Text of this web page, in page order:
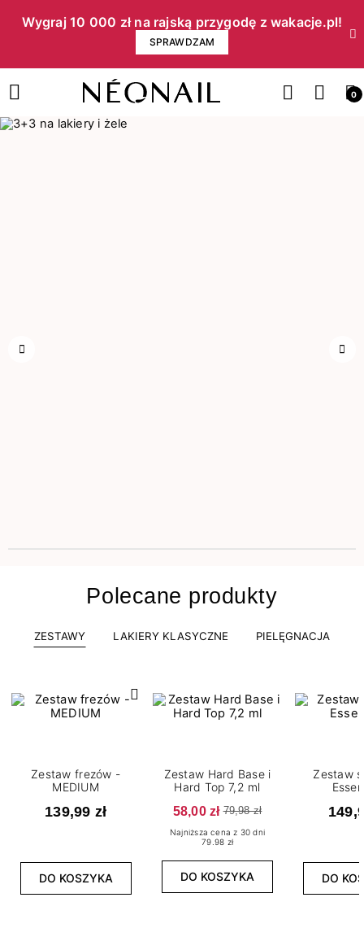
Wygraj 10 000 zł na rajską przygodę z wakacje.pl!​
SPRAWDZAM
0
Polecane produkty
ZESTAWY LAKIERY KLASYCZNE PIELĘGNACJA
Zestaw frezów -
MEDIUM
139,99 zł
DO KOSZYKA
Zestaw Hard Base i
Hard Top 7,2 ml
58,00 zł 79,98 zł
Najniższa cena z 30 dni
79.98 zł
DO KOSZYKA
Zestaw
DO